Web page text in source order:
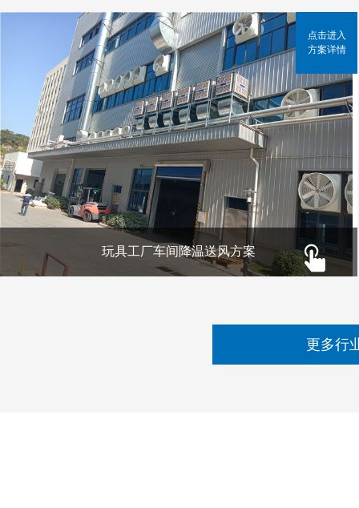
玩具工厂车间降温送风方案
点击进入
方案详情
更多行